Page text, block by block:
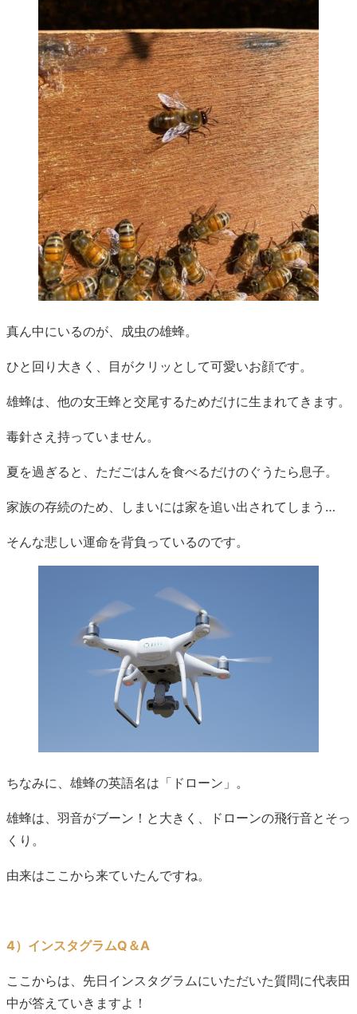
真ん中にいるのが、成虫の雄蜂。
ひと回り大きく、目がクリッとして可愛いお顔です。
雄蜂は、他の女王蜂と交尾するためだけに生まれてきます。
毒針さえ持っていません。
夏を過ぎると、ただごはんを食べるだけのぐうたら息子。
家族の存続のため、しまいには家を追い出されてしまう…
そんな悲しい運命を背負っているのです。
ちなみに、雄蜂の英語名は「ドローン」。
雄蜂は、羽音がブーン！と大きく、ドローンの飛行音とそっ
くり。
由来はここから来ていたんですね。
4）インスタグラムQ＆A
ここからは、先日インスタグラムにいただいた質問に代表田
中が答えていきますよ！